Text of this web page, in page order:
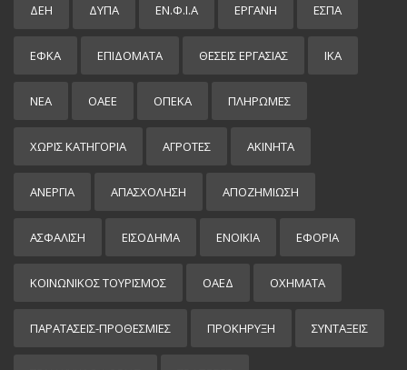
ΔΕΗ ΔΥΠΑ ΕΝ.Φ.Ι.Α ΕΡΓΑΝΗ ΕΣΠΑ
ΕΦΚΑ ΕΠΙΔΌΜΑΤΑ ΘΕΣΕΙΣ ΕΡΓΑΣΙΑΣ ΙΚΑ
ΝΕΑ ΟΑΕΕ ΟΠΕΚΑ ΠΛΗΡΩΜΕΣ
ΧΩΡΊΣ ΚΑΤΗΓΟΡΊΑ ΑΓΡΟΤΕΣ ΑΚΙΝΗΤΑ
ΑΝΕΡΓΙΑ ΑΠΑΣΧΟΛΗΣΗ ΑΠΟΖΗΜΙΩΣΗ
ΑΣΦΑΛΙΣΗ ΕΙΣΌΔΗΜΑ ΕΝΟΙΚΙΑ ΕΦΟΡΙΑ
ΚΟΙΝΩΝΙΚΟΣ ΤΟΥΡΙΣΜΟΣ ΟΑΕΔ ΟΧΗΜΑΤΑ
ΠΑΡΑΤΑΣΕΙΣ-ΠΡΟΘΕΣΜΙΕΣ ΠΡΟΚΉΡΥΞΗ ΣΥΝΤΑΞΕΙΣ